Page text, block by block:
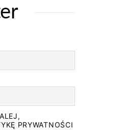
PRYWATNOŚCI